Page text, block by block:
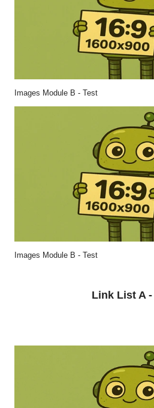
Images Module B - Test
Images Module B - Test
Link List A -